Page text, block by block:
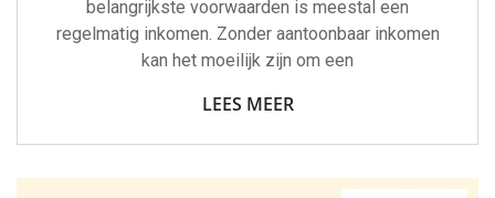
belangrijkste voorwaarden is meestal een
regelmatig inkomen. Zonder aantoonbaar inkomen
kan het moeilijk zijn om een
LEES MEER